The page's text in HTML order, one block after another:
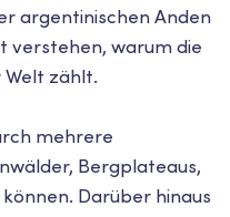
argentinischen Anden
verstehen, warum die
zählt.
mehrere
Bergplateaus,
Darüber hinaus